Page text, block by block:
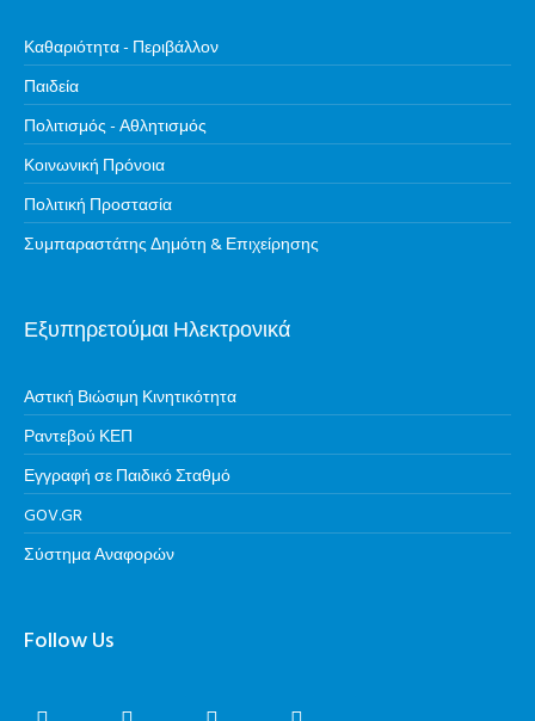
Καθαριότητα - Περιβάλλον
Παιδεία
Πολιτισμός - Αθλητισμός
Κοινωνική Πρόνοια
Πολιτική Προστασία
Συμπαραστάτης Δημότη & Επιχείρησης
Εξυπηρετούμαι Ηλεκτρονικά
Αστική Βιώσιμη Κινητικότητα
Ραντεβού ΚΕΠ
Εγγραφή σε Παιδικό Σταθμό
GOV.GR
Σύστημα Αναφορών
Follow Us